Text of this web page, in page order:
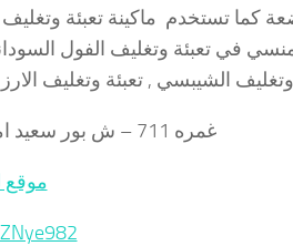
في تعبئة وتغليف الفول
وتغليف الشيبسي , تعبئة وتغليف الارز
غمره 711 – ش بور سعيد امام التوحيد والنور – اعلى اسواق هايبر الشرقية
موقع